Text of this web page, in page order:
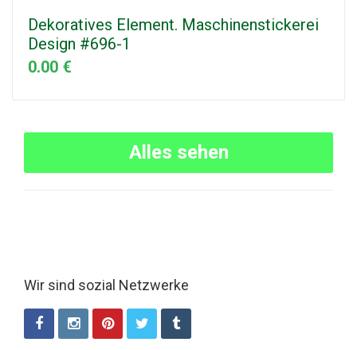
Dekoratives Element. Maschinenstickerei
Design #696-1
0.00 €
Alles sehen
Wir sind sozial Netzwerke